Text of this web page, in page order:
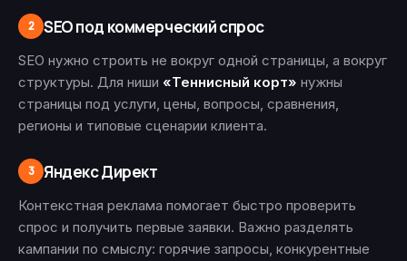
2 SEO под коммерческий спрос
SEO нужно строить не вокруг одной страницы, а вокруг
структуры. Для ниши «Теннисный корт» нужны
страницы под услуги, цены, вопросы, сравнения,
регионы и типовые сценарии клиента.
3 Яндекс Директ
Контекстная реклама помогает быстро проверить
спрос и получить первые заявки. Важно разделять
кампании по смыслу: горячие запросы, конкурентные